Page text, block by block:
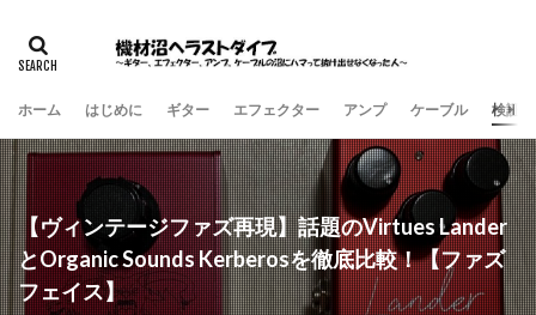
ホーム はじめに ギター エフェクター アンプ ケーブル 検証
【ヴィンテージファズ再現】話題のVirtues Lander
とOrganic Sounds Kerberosを徹底比較！【ファズ
フェイス】